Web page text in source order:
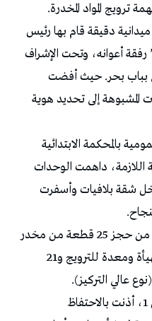
المواد المخدرة.
دقيقة قام بها رئيس
رفقة أعوانه، وتحت الإشراف
بباب بحر. حيث أفضت
المشبوهة إلى تحديد هوية
بالمحكمة الابتدائية
اللازمة، داهمت الوحدات
داخل شقة بلافيات وأسفرت
وبتفتيش المكان بدقة تمكن الأعوان من حجز 25 قطعة من مخدر
القنب الهندي (“الزطلة”) كانت مهيأة ومعدة للترويج و21
عالي التركيز).
وبمراجعة النيابة العمومية بتونس 1، أذنت بالاحتفاظ